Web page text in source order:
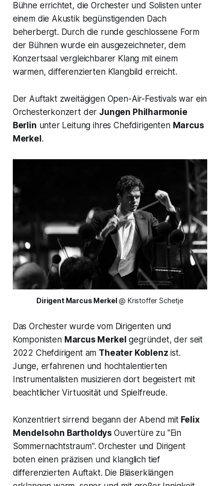
Bühne errichtet, die Orchester und Solisten unter
einem die Akustik begünstigenden Dach
beherbergt. Durch die runde geschlossene Form
der Bühnen wurde ein ausgezeichneter, dem
Konzertsaal vergleichbarer Klang mit einem
warmen, differenzierten Klangbild erreicht.
Der Auftakt zweitägigen Open-Air-Festivals war ein
Orchesterkonzert derJungen Philharmonie
Berlin unter Leitung ihres Chefdirigenten Marcus
Merkel .
Dirigent Marcus Merkel @ Kristoffer Schetje
Das Orchester wurde vom Dirigenten und
Komponisten Marcus Merkel gegründet, der seit
2022 Chefdirigent am Theater Koblenz ist.
Junge, erfahrenen und hochtalentierten
Instrumentalisten musizieren dort begeistert mit
beachtlicher Virtuosität und Spielfreude.
Konzentriert sirrend begann der Abend mitFelix
Mendelsohn Bartholdys Ouvertüre zu "Ein
Sommernachtstraum". Orchester und Dirigent
boten einen präzisen und klanglich tief
differenzierten Auftakt. Die Bläserklängen